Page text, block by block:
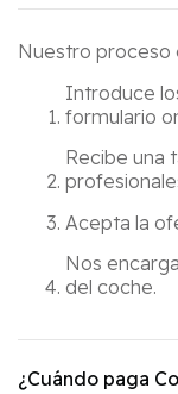
Nuestro proceso
Introduce
formulario
Recibe una
Acepta la
Nos
del coche.
¿Cuándo paga